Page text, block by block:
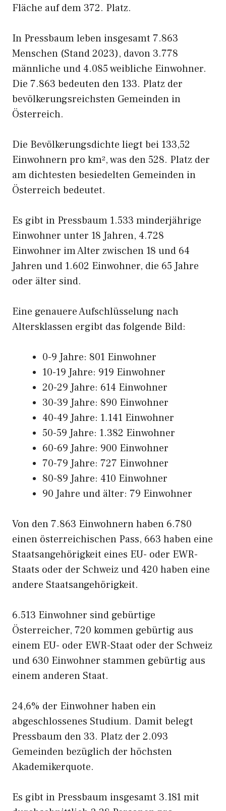
Fläche auf dem 372. Platz.
In Pressbaum leben insgesamt 7.863
Menschen (Stand 2023), davon 3.778
männliche und 4.085 weibliche Einwohner.
Die 7.863 bedeuten den 133. Platz der
bevölkerungsreichsten Gemeinden in
Österreich.
Die Bevölkerungsdichte liegt bei 133,52
Einwohnern pro km², was den 528. Platz der
am dichtesten besiedelten Gemeinden in
Österreich bedeutet.
Es gibt in Pressbaum 1.533 minderjährige
Einwohner unter 18 Jahren, 4.728
Einwohner im Alter zwischen 18 und 64
Jahren und 1.602 Einwohner, die 65 Jahre
oder älter sind.
Eine genauere Aufschlüsselung nach
Altersklassen ergibt das folgende Bild:
0-9 Jahre: 801 Einwohner
10-19 Jahre: 919 Einwohner
20-29 Jahre: 614 Einwohner
30-39 Jahre: 890 Einwohner
40-49 Jahre: 1.141 Einwohner
50-59 Jahre: 1.382 Einwohner
60-69 Jahre: 900 Einwohner
70-79 Jahre: 727 Einwohner
80-89 Jahre: 410 Einwohner
90 Jahre und älter: 79 Einwohner
Von den 7.863 Einwohnern haben 6.780
einen österreichischen Pass, 663 haben eine
Staatsangehörigkeit eines EU- oder EWR-
Staats oder der Schweiz und 420 haben eine
andere Staatsangehörigkeit.
6.513 Einwohner sind gebürtige
Österreicher, 720 kommen gebürtig aus
einem EU- oder EWR-Staat oder der Schweiz
und 630 Einwohner stammen gebürtig aus
einem anderen Staat.
24,6% der Einwohner haben ein
abgeschlossenes Studium. Damit belegt
Pressbaum den 33. Platz der 2.093
Gemeinden bezüglich der höchsten
Akademikerquote.
Es gibt in Pressbaum insgesamt 3.181 mit